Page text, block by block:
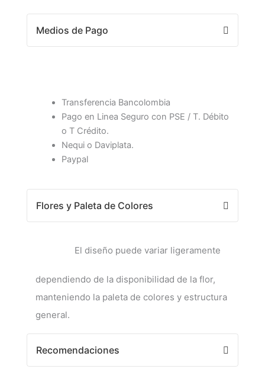
Medios de Pago
Transferencia Bancolombia
Pago en Linea Seguro con PSE / T. Débito
o T Crédito.
Nequi o Daviplata.
Paypal
Flores y Paleta de Colores
El diseño puede variar ligeramente
dependiendo de la disponibilidad de la flor,
manteniendo la paleta de colores y estructura
general.
Recomendaciones